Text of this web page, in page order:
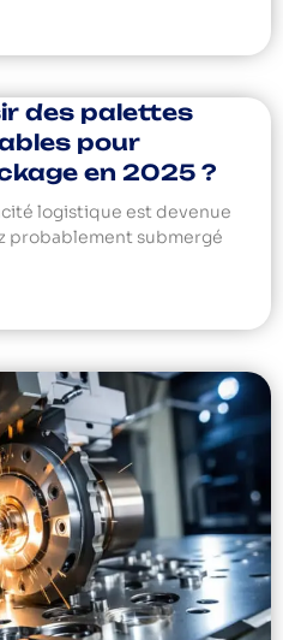
des palettes
pour
en 2025 ?
logistique est devenue
probablement submergé